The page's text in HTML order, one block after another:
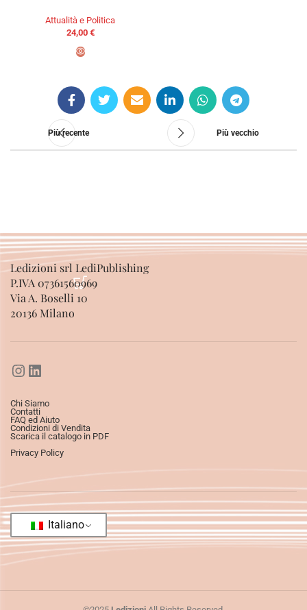
Attualità e Politica
24,00 €
Più recente Più vecchio
Ledizioni srl LediPublishing
P.IVA 07361560969
Via A. Boselli 10
20136 Milano
Chi Siamo
Contatti
FAQ ed Aiuto
Condizioni di Vendita
Scarica il catalogo in PDF
Privacy Policy
Italiano